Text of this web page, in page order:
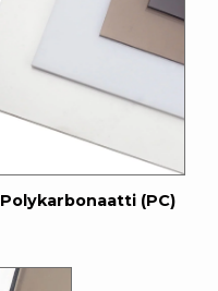
Polykarbonaatti (PC)